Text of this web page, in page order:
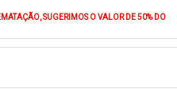
SUGERIMOS O VALOR DE 50% DO